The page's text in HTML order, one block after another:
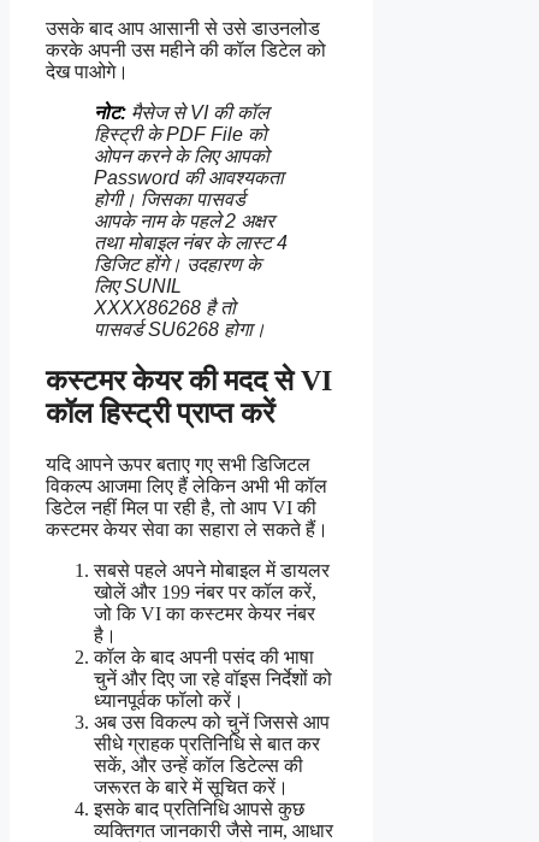
उसके बाद आप आसानी से उसे डाउनलोड
करके अपनी उस महीने की कॉल डिटेल को
देख पाओगे।
नोट: मैसेज से VI की कॉल
हिस्ट्री के PDF File को
ओपन करने के लिए आपको
Password की आवश्यकता
होगी। जिसका पासवर्ड
आपके नाम के पहले 2 अक्षर
तथा मोबाइल नंबर के लास्ट 4
डिजिट होंगे। उदहारण के
लिए SUNIL
XXXX86268 है तो
पासवर्ड SU6268 होगा।
कस्टमर केयर की मदद से VI
कॉल हिस्ट्री प्राप्त करें
यदि आपने ऊपर बताए गए सभी डिजिटल
विकल्प आजमा लिए हैं लेकिन अभी भी कॉल
डिटेल नहीं मिल पा रही है, तो आप VI की
कस्टमर केयर सेवा का सहारा ले सकते हैं।
सबसे पहले अपने मोबाइल में डायलर
खोलें और 199 नंबर पर कॉल करें,
जो कि VI का कस्टमर केयर नंबर
है।
कॉल के बाद अपनी पसंद की भाषा
चुनें और दिए जा रहे वॉइस निर्देशों को
ध्यानपूर्वक फॉलो करें।
अब उस विकल्प को चुनें जिससे आप
सीधे ग्राहक प्रतिनिधि से बात कर
सकें, और उन्हें कॉल डिटेल्स की
जरूरत के बारे में सूचित करें।
इसके बाद प्रतिनिधि आपसे कुछ
व्यक्तिगत जानकारी जैसे नाम, आधार